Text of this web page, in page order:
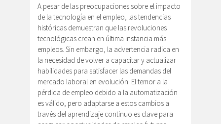
A pesar de las preocupaciones sobre el impacto
de la tecnología en el empleo, las tendencias
históricas demuestran que las revoluciones
tecnológicas crean en última instancia más
empleos. Sin embargo, la advertencia radica en
la necesidad de volver a capacitar y actualizar
habilidades para satisfacer las demandas del
mercado laboral en evolución. El temor a la
pérdida de empleo debido a la automatización
es válido, pero adaptarse a estos cambios a
través del aprendizaje continuo es clave para